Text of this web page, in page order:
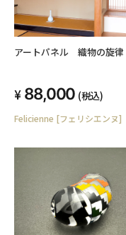
アートパネル 織物の旋律
88,000 (税込)
Felicienne [フェリシエンヌ]